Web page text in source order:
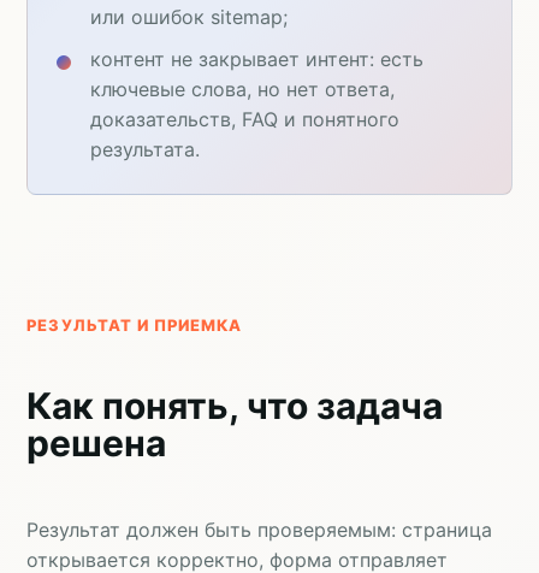
или ошибок sitemap;
контент не закрывает интент: есть
ключевые слова, но нет ответа,
доказательств, FAQ и понятного
результата.
РЕЗУЛЬТАТ И ПРИЕМКА
Как понять, что задача
решена
Результат должен быть проверяемым: страница
открывается корректно, форма отправляет